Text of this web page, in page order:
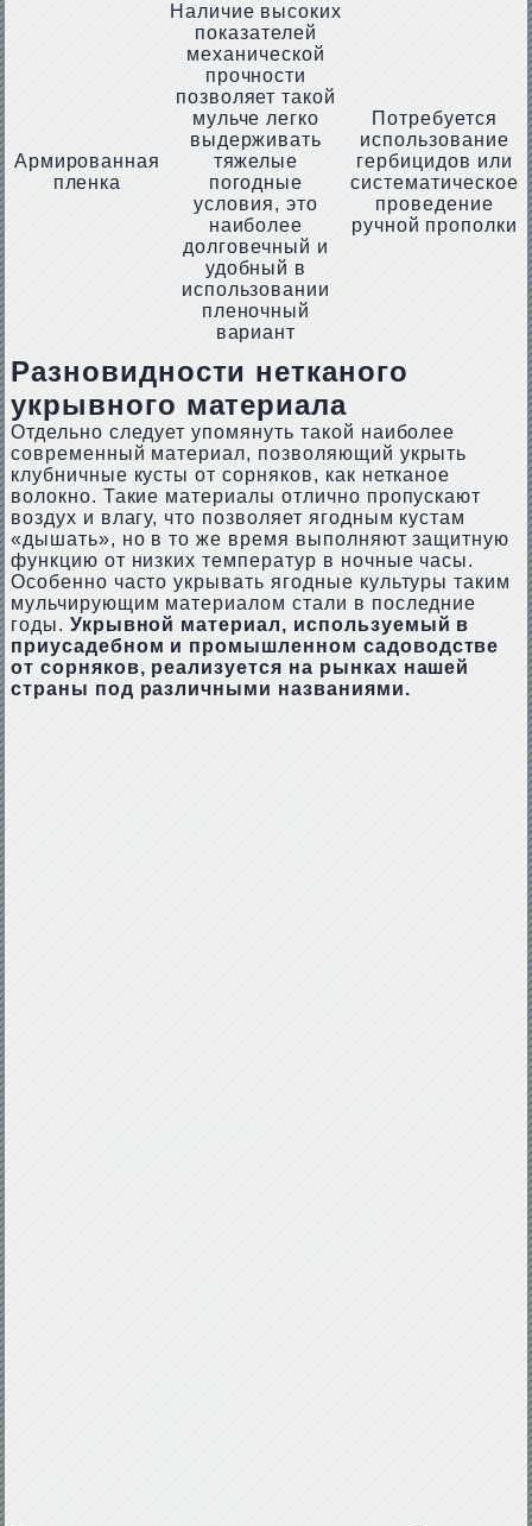
Армированная
пленка
Наличие высоких
показателей
механической
прочности
позволяет такой
мульче легко
выдерживать
тяжелые
погодные
условия, это
наиболее
долговечный и
удобный в
использовании
пленочный
вариант
Потребуется
использование
гербицидов или
систематическое
проведение
ручной прополки
Разновидности нетканого
укрывного материала
Отдельно следует упомянуть такой наиболее
современный материал, позволяющий укрыть
клубничные кусты от сорняков, как нетканое
волокно. Такие материалы отлично пропускают
воздух и влагу, что позволяет ягодным кустам
«дышать», но в то же время выполняют защитную
функцию от низких температур в ночные часы.
Особенно часто укрывать ягодные культуры таким
мульчирующим материалом стали в последние
годы. Укрывной материал, используемый в
приусадебном и промышленном садоводстве
от сорняков, реализуется на рынках нашей
страны под различными названиями.